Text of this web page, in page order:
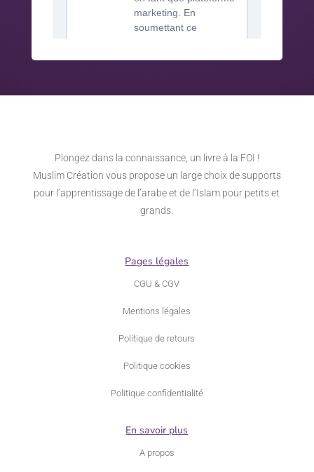
Plongez dans la connaissance, un livre à la FOI !
Muslim Création vous propose un large choix de supports
pour l’apprentissage de l’arabe et de l’Islam pour petits et
grands.
Pages légales
CGU & CGV
Mentions légales
Politique de retours
Politique cookies
Politique confidentialité
En savoir plus
A propos